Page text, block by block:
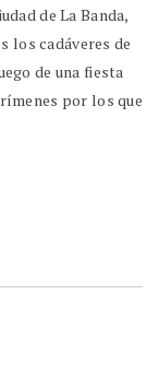
de La Banda,
los cadáveres de
de una fiesta
por los que